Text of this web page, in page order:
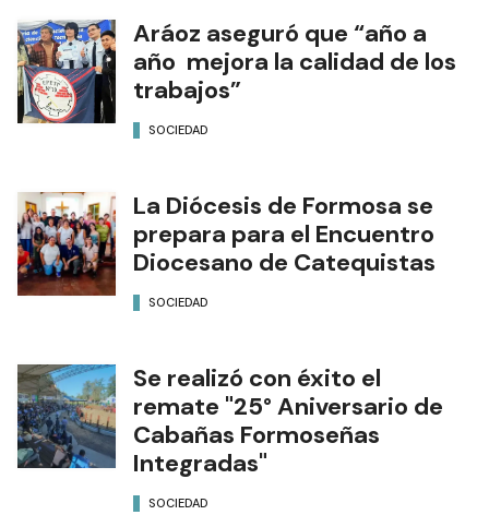
Aráoz aseguró que “año a
año mejora la calidad de los
trabajos”
SOCIEDAD
La Diócesis de Formosa se
prepara para el Encuentro
Diocesano de Catequistas
SOCIEDAD
Se realizó con éxito el
remate "25° Aniversario de
Cabañas Formoseñas
Integradas"
SOCIEDAD